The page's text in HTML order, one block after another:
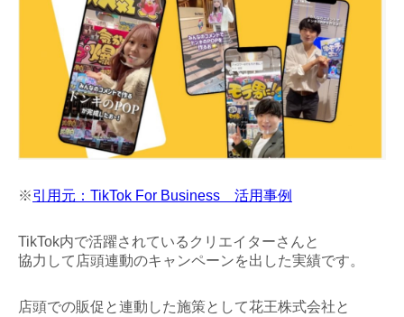
※引用元：TikTok For Business 活用事例
TikTok内で活躍されているクリエイターさんと
協力して店頭連動のキャンペーンを出した実績です。
店頭での販促と連動した施策として花王株式会社と